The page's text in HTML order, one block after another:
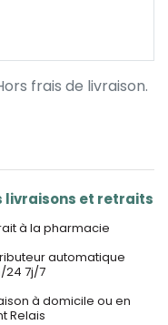
frais de livraison.
livraisons et retraits
à la pharmacie
automatique
24 7j/7
à domicile ou en
Relais